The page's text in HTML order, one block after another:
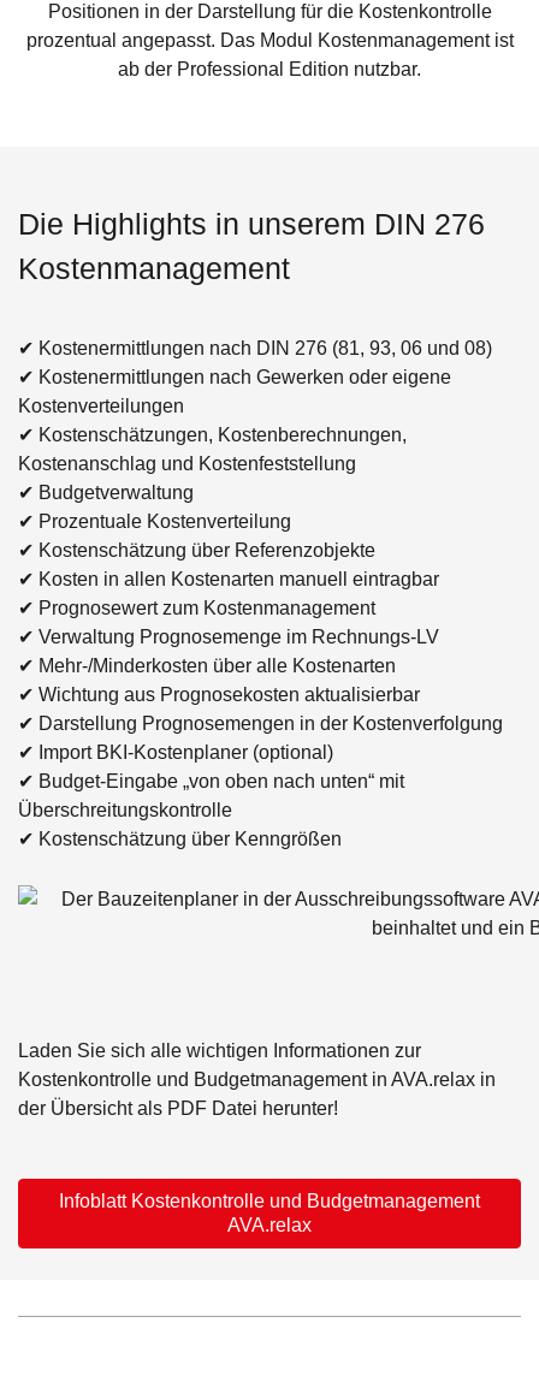
Positionen in der Darstellung für die Kostenkontrolle
prozentual angepasst. Das Modul Kostenmanagement ist
ab der Professional Edition nutzbar.
Die Highlights in unserem DIN 276
Kostenmanagement
✔ Kostenermittlungen nach DIN 276 (81, 93, 06 und 08)
✔ Kostenermittlungen nach Gewerken oder eigene
Kostenverteilungen
✔ Kostenschätzungen, Kostenberechnungen,
Kostenanschlag und Kostenfeststellung
✔ Budgetverwaltung
✔ Prozentuale Kostenverteilung
✔ Kostenschätzung über Referenzobjekte
✔ Kosten in allen Kostenarten manuell eintragbar
✔ Prognosewert zum Kostenmanagement
✔ Verwaltung Prognosemenge im Rechnungs-LV
✔ Mehr-/Minderkosten über alle Kostenarten
✔ Wichtung aus Prognosekosten aktualisierbar
✔ Darstellung Prognosemengen in der Kostenverfolgung
✔ Import BKI-Kostenplaner (optional)
✔ Budget-Eingabe „von oben nach unten“ mit
Überschreitungskontrolle
✔ Kostenschätzung über Kenngrößen
Laden Sie sich alle wichtigen Informationen zur
Kostenkontrolle und Budgetmanagement in AVA.relax in
der Übersicht als PDF Datei herunter!
Infoblatt Kostenkontrolle und Budgetmanagement
AVA.relax